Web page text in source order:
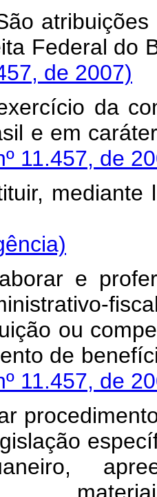
atribuições
Federal do
de 2007)
da
e em caráter
11.457, de
mediante
e
ou
de
11.457, de